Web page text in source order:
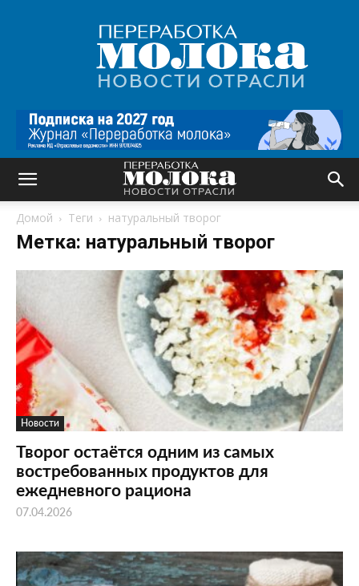
Переработка
молока
|
Новости
Домой Теги натуральный творог
Метка: натуральный творог
Новости
Творог остаётся одним из самых
востребованных продуктов для
ежедневного рациона
07.04.2026